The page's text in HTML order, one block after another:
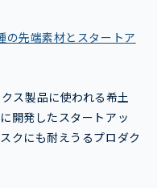
の先端素材とスタートア
ス製品に使われる希土
開発したスタートアッ
クにも耐えうるプロダク